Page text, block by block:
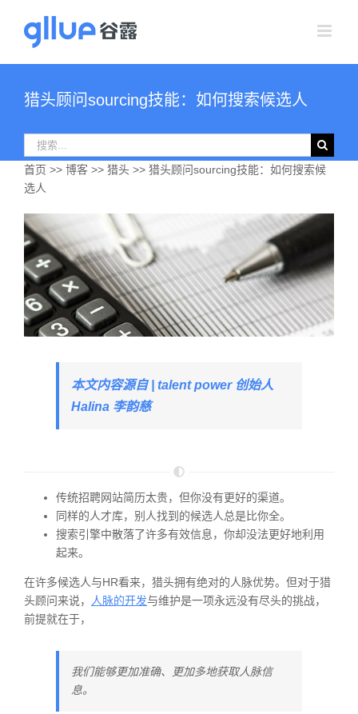
容
猎头顾问sourcing技能：如何搜索候选人
索：
首页 >> 博客 >> 猎头 >> 猎头顾问sourcing技能：如何搜索候
选人
本文内容源自 | talent power 创始人
Halina 李韵慈
传统招聘网站简历太贵，但你没有更好的渠道。
同样的人才库，别人找到的候选人总是比你全。
搜索引擎中散落了许多有效信息，你却没法更好地利用
起来。
在许多候选人与HR看来，猎头拥有绝对的人脉优势。但对于猎
头顾问来说，
人脉的开发与维护是一项永远没有尽头的挑战，
前提就在于，
我们能够更加准确、更加多地获取人脉信
息。